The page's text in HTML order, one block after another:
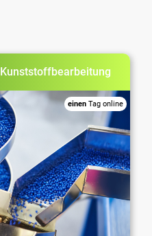
einen Tag online